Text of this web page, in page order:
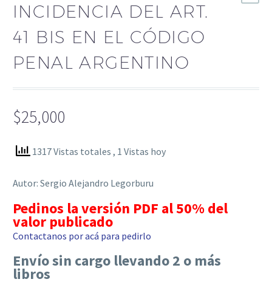
INCIDENCIA DEL ART.
41 BIS EN EL CÓDIGO
PENAL ARGENTINO
$25,000
1317 Vistas totales , 1 Vistas hoy
Autor: Sergio Alejandro Legorburu
Pedinos la versión PDF al 50% del
valor publicado
Contactanos por acá para pedirlo
Envío sin cargo llevando 2 o más
libros